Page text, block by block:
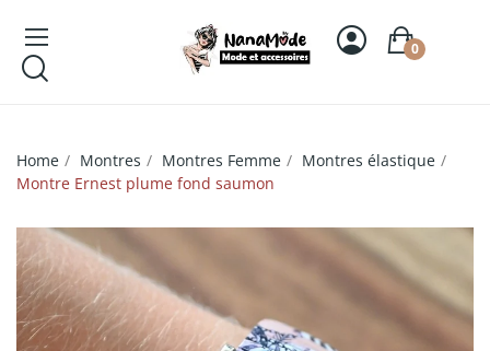
0
Home Montres Montres Femme
Montres élastique
Montre Ernest plume fond saumon